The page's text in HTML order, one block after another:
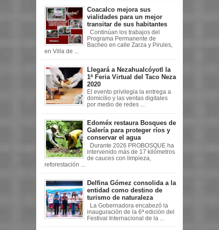
Coacalco mejora sus
vialidades para un mejor
transitar de sus habitantes
Continúan los trabajos del
Programa Permanente de
Bacheo en calle Zarza y Pirules,
en Villa de ...
Llegará a Nezahualcóyotl la
1ª Feria Virtual del Taco Neza
2020
El evento privilegia la entrega a
domicilio y las ventas digitales
por medio de redes ...
Edoméx restaura Bosques de
Galería para proteger ríos y
conservar el agua
Durante 2026 PROBOSQUE ha
intervenido más de 17 kilómetros
de cauces con limpieza,
reforestación ...
Delfina Gómez consolida a la
entidad como destino de
turismo de naturaleza
La Gobernadora encabezó la
inauguración de la 6ª edición del
Festival Internacional de la ...